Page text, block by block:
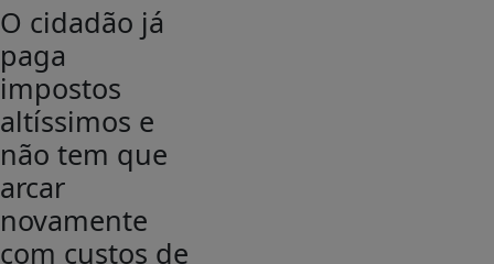
O cidadão já
paga
impostos
altíssimos e
não tem que
arcar
novamente
com custos de